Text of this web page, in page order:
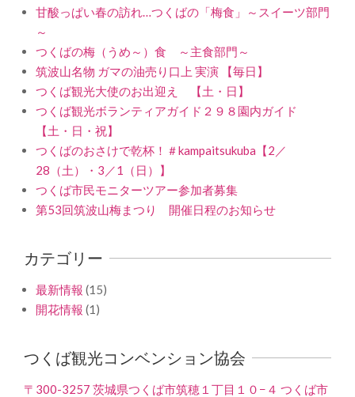
甘酸っぱい春の訪れ…つくばの「梅食」～スイーツ部門
～
つくばの梅（うめ～）食 ～主食部門～
筑波山名物 ガマの油売り口上 実演 【毎日】
つくば観光大使のお出迎え 【土・日】
つくば観光ボランティアガイド２９８園内ガイド
【土・日・祝】
つくばのおさけで乾杯！＃kampaitsukuba【2／
28（土）・3／1（日）】
つくば市民モニターツアー参加者募集
第53回筑波山梅まつり 開催日程のお知らせ
カテゴリー
最新情報 (15)
開花情報 (1)
つくば観光コンベンション協会
〒300-3257 茨城県つくば市筑穂１丁目１０−４ つくば市